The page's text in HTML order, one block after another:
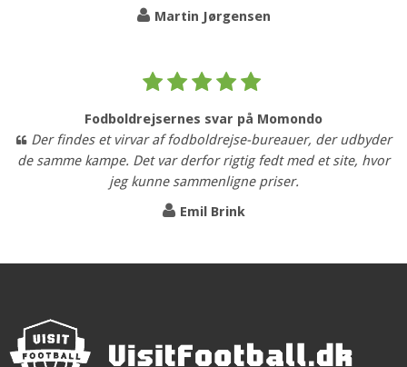
Martin Jørgensen
Fodboldrejsernes svar på Momondo
Der findes et virvar af fodboldrejse-bureauer, der udbyder
de samme kampe. Det var derfor rigtig fedt med et site, hvor
jeg kunne sammenligne priser.
Emil Brink